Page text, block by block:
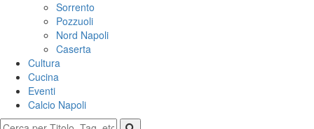
Sorrento
Pozzuoli
Nord Napoli
Caserta
Cultura
Cucina
Eventi
Calcio Napoli